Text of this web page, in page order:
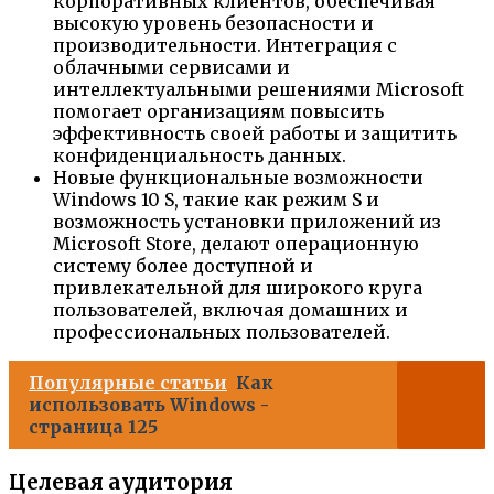
высокую уровень безопасности и
производительности. Интеграция с
облачными сервисами и
интеллектуальными решениями Microsoft
помогает организациям повысить
эффективность своей работы и защитить
конфиденциальность данных.
Новые функциональные возможности
Windows 10 S, такие как режим S и
возможность установки приложений из
Microsoft Store, делают операционную
систему более доступной и
привлекательной для широкого круга
пользователей, включая домашних и
профессиональных пользователей.
Популярные статьи Как
использовать Windows -
страница 125
Целевая аудитория